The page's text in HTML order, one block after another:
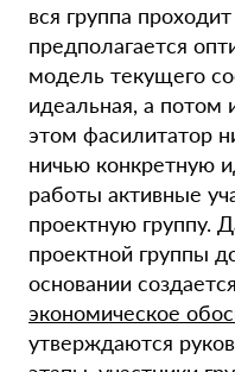
вся группа
предполагается
модель текущего
идеальная, а
этом фасилитатор
ничью конкретную
работы активные
проектную группу.
проектной группы
основании
экономическое
утверждаются